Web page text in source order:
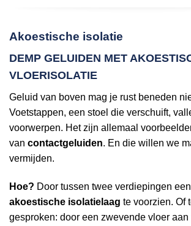
Akoestische isolatie
DEMP GELUIDEN MET
VLOERISOLATIE
Geluid van boven mag je rust beneden
Voetstappen, een stoel die verschuift,
voorwerpen. Het zijn allemaal
van contactgeluiden. En die willen we
vermijden.
Hoe? Door tussen twee verdiepingen een
akoestische isolatielaag te voorzien. Of
gesproken: door een zwevende vloer